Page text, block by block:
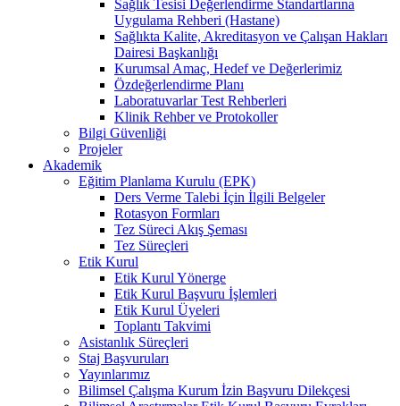
Sağlık Tesisi Değerlendirme Standartlarına
Uygulama Rehberi (Hastane)
Sağlıkta Kalite, Akreditasyon ve Çalışan Hakları
Dairesi Başkanlığı
Kurumsal Amaç, Hedef ve Değerlerimiz
Özdeğerlendirme Planı
Laboratuvarlar Test Rehberleri
Klinik Rehber ve Protokoller
Bilgi Güvenliği
Projeler
Akademik
Eğitim Planlama Kurulu (EPK)
Ders Verme Talebi İçin İlgili Belgeler
Rotasyon Formları
Tez Süreci Akış Şeması
Tez Süreçleri
Etik Kurul
Etik Kurul Yönerge
Etik Kurul Başvuru İşlemleri
Etik Kurul Üyeleri
Toplantı Takvimi
Asistanlık Süreçleri
Staj Başvuruları
Yayınlarımız
Bilimsel Çalışma Kurum İzin Başvuru Dilekçesi